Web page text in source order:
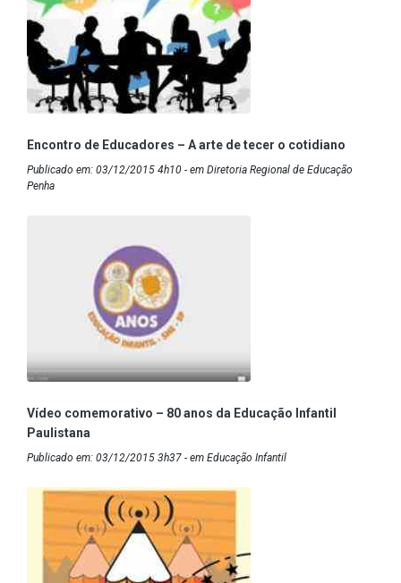
Encontro de Educadores – A arte de tecer o cotidiano
Publicado em: 03/12/2015 4h10 - em Diretoria Regional de Educação
Penha
Vídeo comemorativo – 80 anos da Educação Infantil
Paulistana
Publicado em: 03/12/2015 3h37 - em Educação Infantil